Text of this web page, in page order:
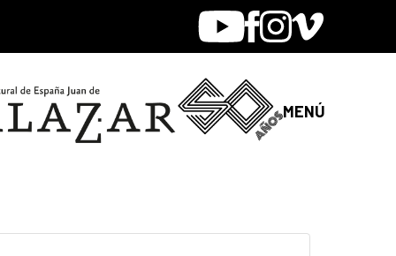
YoutubeFacebook
Instagram
Vimeo
MENÚ